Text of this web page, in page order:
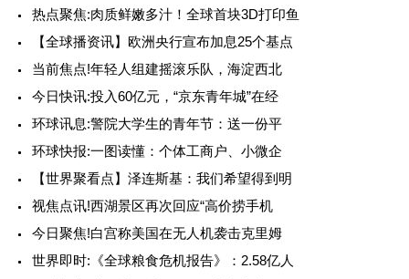
热点聚焦:肉质鲜嫩多汁！全球首块3D打印鱼
【全球播资讯】欧洲央行宣布加息25个基点
当前焦点!年轻人组建摇滚乐队，海淀西北
今日快讯:投入60亿元，“京东青年城”在经
环球讯息:警院大学生的青年节：送一份平
环球快报:一图读懂：个体工商户、小微企
【世界聚看点】泽连斯基：我们希望得到明
视焦点讯!西湖景区再次回应“高价捞手机
今日聚焦!白宫称美国在无人机袭击克里姆
世界即时:《全球粮食危机报告》：2.58亿人